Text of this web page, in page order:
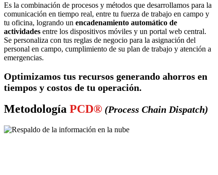
Es la combinación de procesos y métodos que desarrollamos para la
comunicación en tiempo real, entre tu fuerza de trabajo en campo y
tu oficina, logrando un encadenamiento automático de
actividades entre los dispositivos móviles y un portal web central.
Se personaliza con tus reglas de negocio para la asignación del
personal en campo, cumplimiento de su plan de trabajo y atención a
emergencias.
Optimizamos tus recursos generando ahorros en
tiempos y costos de tu operación.
Metodología PCD® (Process Chain Dispatch)